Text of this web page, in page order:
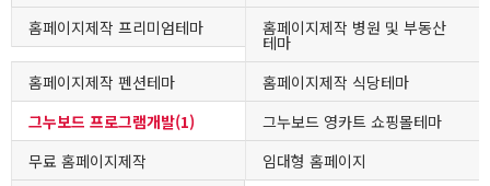
홈페이지제작 프리미엄테마
홈페이지제작 병원 및 부동산
테마
홈페이지제작 펜션테마
홈페이지제작 식당테마
그누보드 프로그램개발(1)
그누보드 영카트 쇼핑몰테마
무료 홈페이지제작
임대형 홈페이지